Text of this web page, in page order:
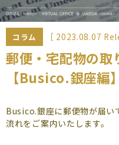
料金・サービス
お知らせ
NEWS
コラム
よくあるご質問
コラム ［ 2023.08.07
郵便・宅配物の取
【Busico.銀座編】
Busico.銀座に郵便物が届い
流れをご案内いたします。